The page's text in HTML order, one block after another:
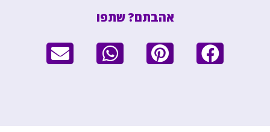
אהבתם? שתפו